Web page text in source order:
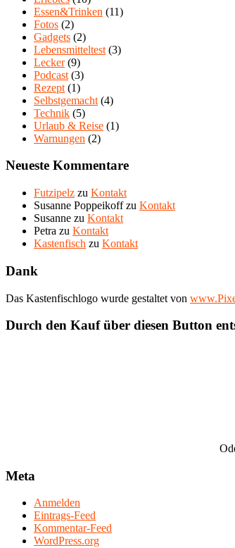
Essen&Trinken (11)
Fotos (2)
Gadgets (2)
Lebensmitteltest (3)
Lecker(9)
Podcast (3)
Rezept (1)
Selbstgemacht (4)
Technik (5)
Urlaub & Reise (1)
Warnungen (2)
Neueste Kommentare
Futzipelz zu Kontakt
Susanne Poppeikoffzu Kontakt
Susanne zu Kontakt
Petra zu Kontakt
Kastenfisch zu Kontakt
Dank
Das Kastenfischlogo wurde gestaltet von
Durch den Kauf über diesen Button
Meta
Anmelden
Eintrags-Feed
Kommentar-Feed
WordPress.org